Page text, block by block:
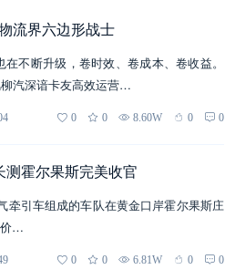
流界六边形战士
不断升级，卷时效、卷成本、卷收益。
汽深谙卡友高效运营…
0 0 8.60W 0 0
霍尔果斯完美收官
牵引车组成的车队在黄金口岸霍尔果斯庄
价…
0 0 6.81W 0 0